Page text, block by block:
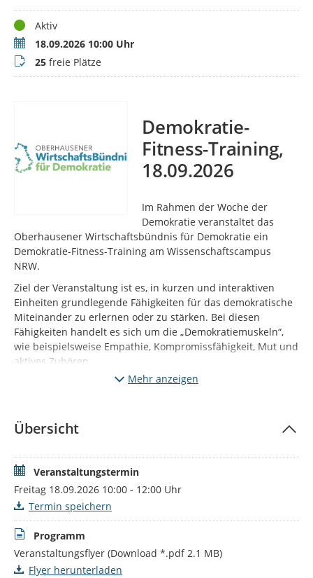
StatusAktiv
Termin18.09.2026 10:00 Uhr
Buchungsstatus
25 freie Plätze
Demokratie-
Fitness-Training,
18.09.2026
Im Rahmen der Woche der
Demokratie veranstaltet das
Oberhausener Wirtschaftsbündnis für Demokratie ein
Demokratie-Fitness-Training am Wissenschaftscampus
NRW.
Ziel der Veranstaltung ist es, in kurzen und interaktiven
Einheiten grundlegende Fähigkeiten für das demokratische
Miteinander zu erlernen oder zu stärken. Bei diesen
Fähigkeiten handelt es sich um die „Demokratiemuskeln“,
wie beispielsweise Empathie, Kompromissfähigkeit, Mut und
aktives Zuhören.
Unter der Leitung der Trainerin Linda Lieber werden am 18.
📅Freitag, 18. September 2026
📍Wissenschaftscampus NRW, Marktstraße 51-55, 46045
Oberhausen
Wir freuen uns auf Ihr zahlreiches Kommen und ein aktives
Training.
Mehr anzeigen
Übersicht
Veranstaltungstermin
Freitag 18.09.2026 10:00 - 12:00 Uhr
Termin speichern
Programm
Veranstaltungsflyer (Download *.pdf 2.1 MB)
Flyer herunterladen